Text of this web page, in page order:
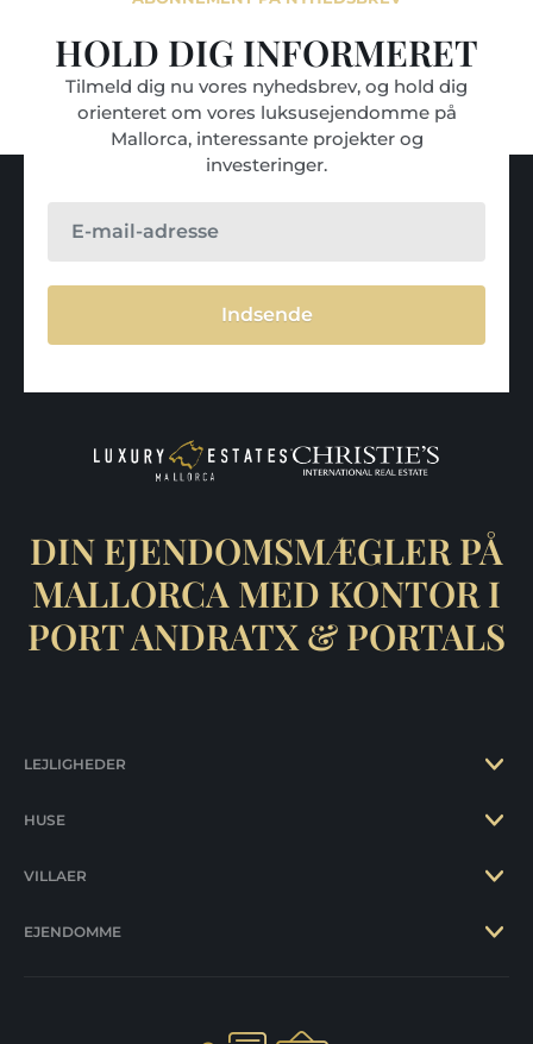
HOLD DIG INFORMERET
Tilmeld dig nu vores nyhedsbrev, og hold dig
orienteret om vores luksusejendomme på
Mallorca, interessante projekter og
investeringer.
Indsende
DIN EJENDOMSMÆGLER PÅ
MALLORCA MED KONTOR I
PORT ANDRATX & PORTALS
LEJLIGHEDER
HUSE
VILLAER
EJENDOMME